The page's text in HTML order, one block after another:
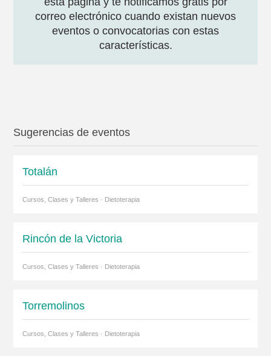
correo electrónico cuando existan nuevos
eventos o convocatorias con estas
características.
Sugerencias de eventos
Totalán
Cursos, Clases y Talleres · Dietoterapia
Rincón de la Victoria
Cursos, Clases y Talleres · Dietoterapia
Torremolinos
Cursos, Clases y Talleres · Dietoterapia